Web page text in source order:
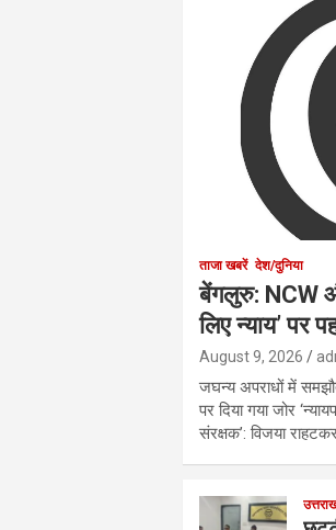
ताजा खबरें देश/दुनिया
बेंगलुरु: NCW
लिए न्याय’ पर
August 9, 2026
जघन्य अपराधों में
पर दिया गया जोर
संरक्षक’: विजया